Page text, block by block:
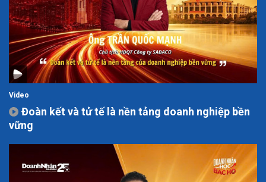
Video
Đoàn kết và tử tế là nền tảng doanh nghiệp bền
vững